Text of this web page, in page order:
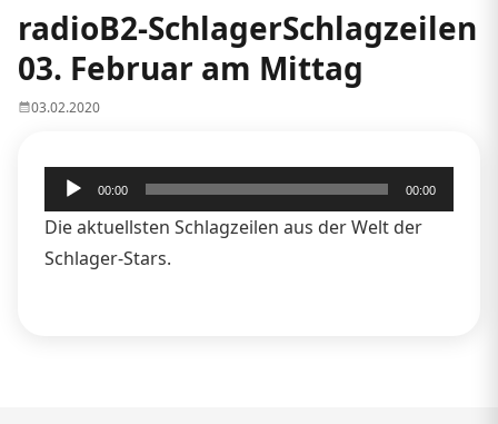
radioB2-SchlagerSchlagzeilen
03. Februar am Mittag
03.02.2020
Audio-
Player
00:00 00:00
Die aktuellsten Schlagzeilen aus der Welt der
Schlager-Stars.